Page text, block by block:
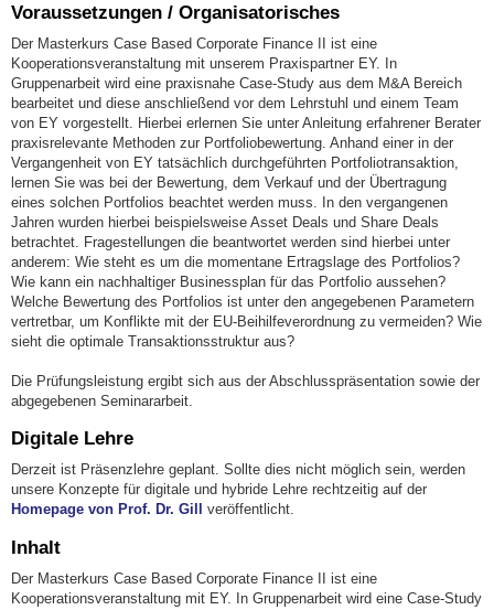
Voraussetzungen / Organisatorisches
Der Masterkurs Case Based Corporate Finance II ist eine
Kooperationsveranstaltung mit unserem Praxispartner EY. In
Gruppenarbeit wird eine praxisnahe Case-Study aus dem M&A Bereich
bearbeitet und diese anschließend vor dem Lehrstuhl und einem Team
von EY vorgestellt. Hierbei erlernen Sie unter Anleitung erfahrener Berater
praxisrelevante Methoden zur Portfoliobewertung. Anhand einer in der
Vergangenheit von EY tatsächlich durchgeführten Portfoliotransaktion,
lernen Sie was bei der Bewertung, dem Verkauf und der Übertragung
eines solchen Portfolios beachtet werden muss. In den vergangenen
Jahren wurden hierbei beispielsweise Asset Deals und Share Deals
betrachtet. Fragestellungen die beantwortet werden sind hierbei unter
anderem: Wie steht es um die momentane Ertragslage des Portfolios?
Wie kann ein nachhaltiger Businessplan für das Portfolio aussehen?
Welche Bewertung des Portfolios ist unter den angegebenen Parametern
vertretbar, um Konflikte mit der EU-Beihilfeverordnung zu vermeiden? Wie
sieht die optimale Transaktionsstruktur aus?
Die Prüfungsleistung ergibt sich aus der Abschlusspräsentation sowie der
abgegebenen Seminararbeit.
Digitale Lehre
Derzeit ist Präsenzlehre geplant. Sollte dies nicht möglich sein, werden
unsere Konzepte für digitale und hybride Lehre rechtzeitig auf der
Homepage von Prof. Dr. Gill veröffentlicht.
Inhalt
Der Masterkurs Case Based Corporate Finance II ist eine
Kooperationsveranstaltung mit EY. In Gruppenarbeit wird eine Case-Study